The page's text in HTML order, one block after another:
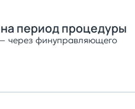
период процедуры
через финуправляющего